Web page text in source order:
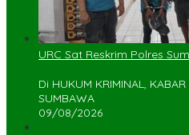
URC Sat Reskrim Polres
Di HUKUM KRIMINAL,
SUMBAWA
09/08/2026